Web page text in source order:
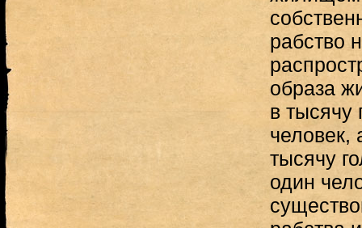
рабство
образа
в тысячу
человек,
тысячу
один